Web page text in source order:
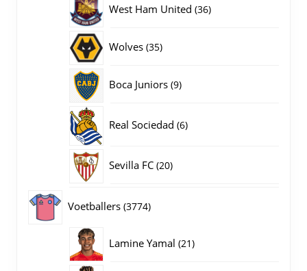
West Ham United 3636
Wolves 3535
Boca Juniors 99
Real Sociedad 66
Sevilla FC 2020
Voetballers 37743774
Lamine Yamal 2121